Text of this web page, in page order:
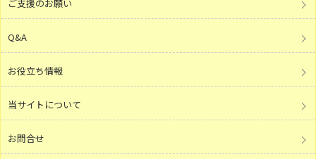
ご支援のお願い
Q&A
お役立ち情報
当サイトについて
お問合せ